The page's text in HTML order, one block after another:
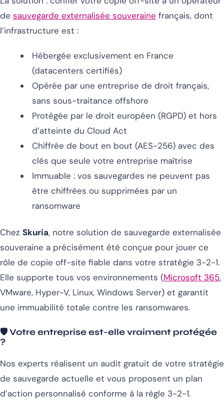
de sauvegarde externalisée souveraine français, dont
l’infrastructure est :
Hébergée exclusivement en France
(datacenters certifiés)
Opérée par une entreprise de droit français,
sans sous-traitance offshore
Protégée par le droit européen (RGPD) et hors
d’atteinte du Cloud Act
Chiffrée de bout en bout (AES-256) avec des
clés que seule votre entreprise maîtrise
Immuable : vos sauvegardes ne peuvent pas
être chiffrées ou supprimées par un
ransomware
Chez Skuria, notre solution de sauvegarde externalisée
souveraine a précisément été conçue pour jouer ce
rôle de copie off-site fiable dans votre stratégie 3-2-1.
Elle supporte tous vos environnements (Microsoft 365,
VMware, Hyper-V, Linux, Windows Server) et garantit
une immuabilité totale contre les ransomwares.
🛡️ Votre entreprise est-elle vraiment protégée
?
Nos experts réalisent un audit gratuit de votre stratégie
de sauvegarde actuelle et vous proposent un plan
d’action personnalisé conforme à la règle 3-2-1.